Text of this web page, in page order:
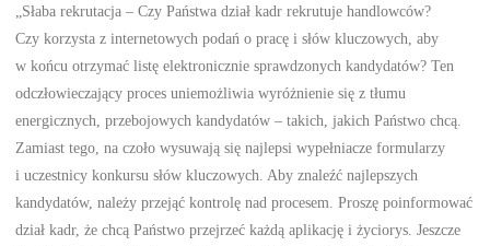
„Słaba rekrutacja – Czy Państwa dział kadr rekrutuje handlowców?
Czy korzysta z internetowych podań o pracę i słów kluczowych, aby
w końcu otrzymać listę elektronicznie sprawdzonych kandydatów? Ten
odczłowieczający proces uniemożliwia wyróżnienie się z tłumu
energicznych, przebojowych kandydatów – takich, jakich Państwo chcą.
Zamiast tego, na czoło wysuwają się najlepsi wypełniacze formularzy
i uczestnicy konkursu słów kluczowych. Aby znaleźć najlepszych
kandydatów, należy przejąć kontrolę nad procesem. Proszę poinformować
dział kadr, że chcą Państwo przejrzeć każdą aplikację i życiorys. Jeszcze